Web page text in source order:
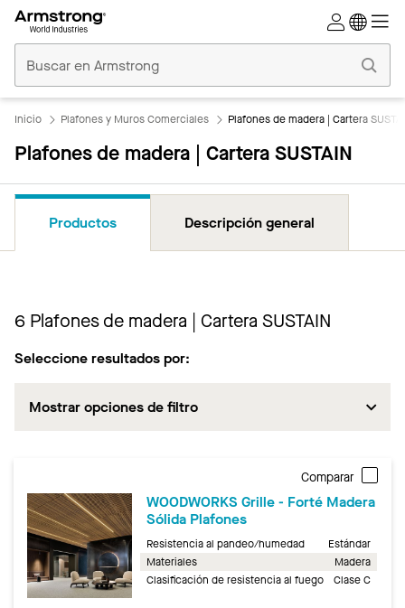
Comerciales
Inicio
Inicio Plafones y Muros Comerciales Plafones de madera | Cartera
Plafones de madera | Cartera SUSTAIN
Productos Descripción general
6 Plafones de madera | Cartera SUSTAIN
Seleccione resultados por:
Mostrar opciones de filtro
Comparar
WOODWORKS Grille - Forté Madera
Sólida Plafones
Resistencia al pandeo/humedad
Estándar
Materiales
Madera
Clasificación de resistencia al fuego
Clase C